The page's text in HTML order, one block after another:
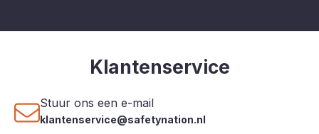
Klantenservice
Stuur ons een e-mail
klantenservice@safetynation.nl